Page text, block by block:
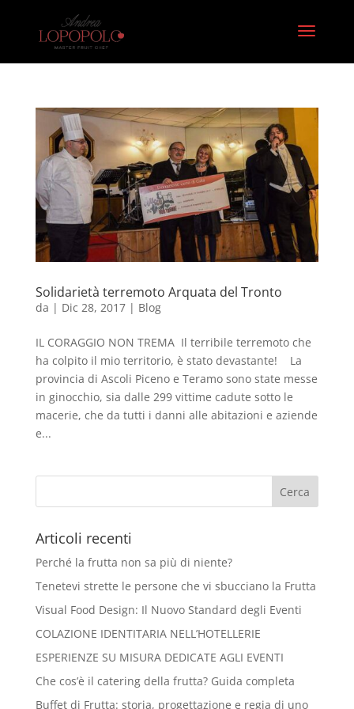
Solidarietà terremoto Arquata del Tronto
da | Dic 28, 2017| Blog
IL CORAGGIO NON TREMA Il terribile terremoto che
ha colpito il mio territorio, è stato devastante! La
provincia di Ascoli Piceno e Teramo sono state messe
in ginocchio, sia dalle 299 vittime cadute sotto le
macerie, che da tutti i danni alle abitazioni e aziende
e...
Articoli recenti
Perché la frutta non sa più di niente?
Tenetevi strette le persone che vi sbucciano la Frutta
Visual Food Design: Il Nuovo Standard degli Eventi
COLAZIONE IDENTITARIA NELL’HOTELLERIE
ESPERIENZE SU MISURA DEDICATE AGLI EVENTI
Che cos’è il catering della frutta? Guida completa
Buffet di Frutta: storia, progettazione e regia di uno